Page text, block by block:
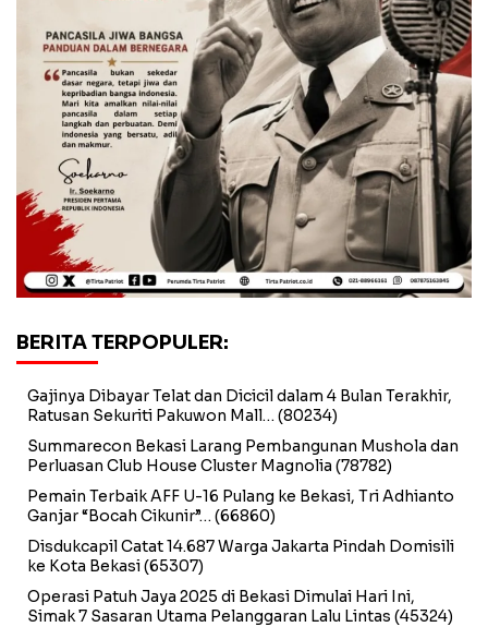
BERITA TERPOPULER:
Gajinya Dibayar Telat dan Dicicil dalam 4 Bulan Terakhir,
Ratusan Sekuriti Pakuwon Mall… (80234)
Summarecon Bekasi Larang Pembangunan Mushola dan
Perluasan Club House Cluster Magnolia (78782)
Pemain Terbaik AFF U-16 Pulang ke Bekasi, Tri Adhianto
Ganjar “Bocah Cikunir”… (66860)
Disdukcapil Catat 14.687 Warga Jakarta Pindah Domisili
ke Kota Bekasi(65307)
Operasi Patuh Jaya 2025 di Bekasi Dimulai Hari Ini,
Simak 7 Sasaran Utama Pelanggaran Lalu Lintas (45324)